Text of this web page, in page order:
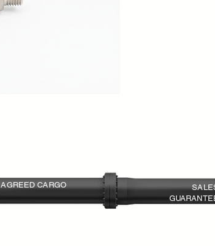
AGREED CARGO